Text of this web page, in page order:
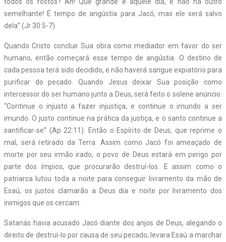
semelhante! É tempo de angústia para Jacó, mas ele será salvo
dela” (Jr 30:5-7).
Quando Cristo concluir Sua obra como mediador em favor do ser
humano, então começará esse tempo de angústia. O destino de
cada pessoa terá sido decidido, e não haverá sangue expiatório para
purificar do pecado. Quando Jesus deixar Sua posição como
intercessor do ser humano junto a Deus, será feito o solene anúncio:
“Continue o injusto a fazer injustiça, e continue o imundo a ser
imundo. O justo continue na prática da justiça, e o santo continue a
santificar-se” (Ap 22:11). Então o Espírito de Deus, que reprime o
mal, será retirado da Terra. Assim como Jacó foi ameaçado de
morte por seu irmão irado, o povo de Deus estará em perigo por
parte dos ímpios, que procurarão destruí-los. E assim como o
patriarca lutou toda a noite para conseguir livramento da mão de
Esaú, os justos clamarão a Deus dia e noite por livramento dos
inimigos que os cercam.
Satanás havia acusado Jacó diante dos anjos de Deus, alegando o
direito de destruí-lo por causa de seu pecado; levara Esaú a marchar